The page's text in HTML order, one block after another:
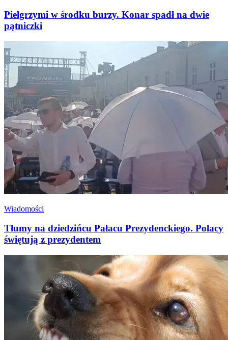
Pielgrzymi w środku burzy. Konar spadł na dwie
pątniczki
Wiadomości
Tłumy na dziedzińcu Pałacu Prezydenckiego. Polacy
świętują z prezydentem